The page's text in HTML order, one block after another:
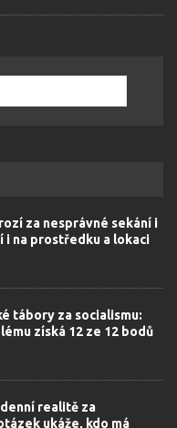
za nesprávné sekání i
i na prostředku a lokaci
tábory za socialismu:
získá 12 ze 12 bodů
realitě za
ukáže, kdo má